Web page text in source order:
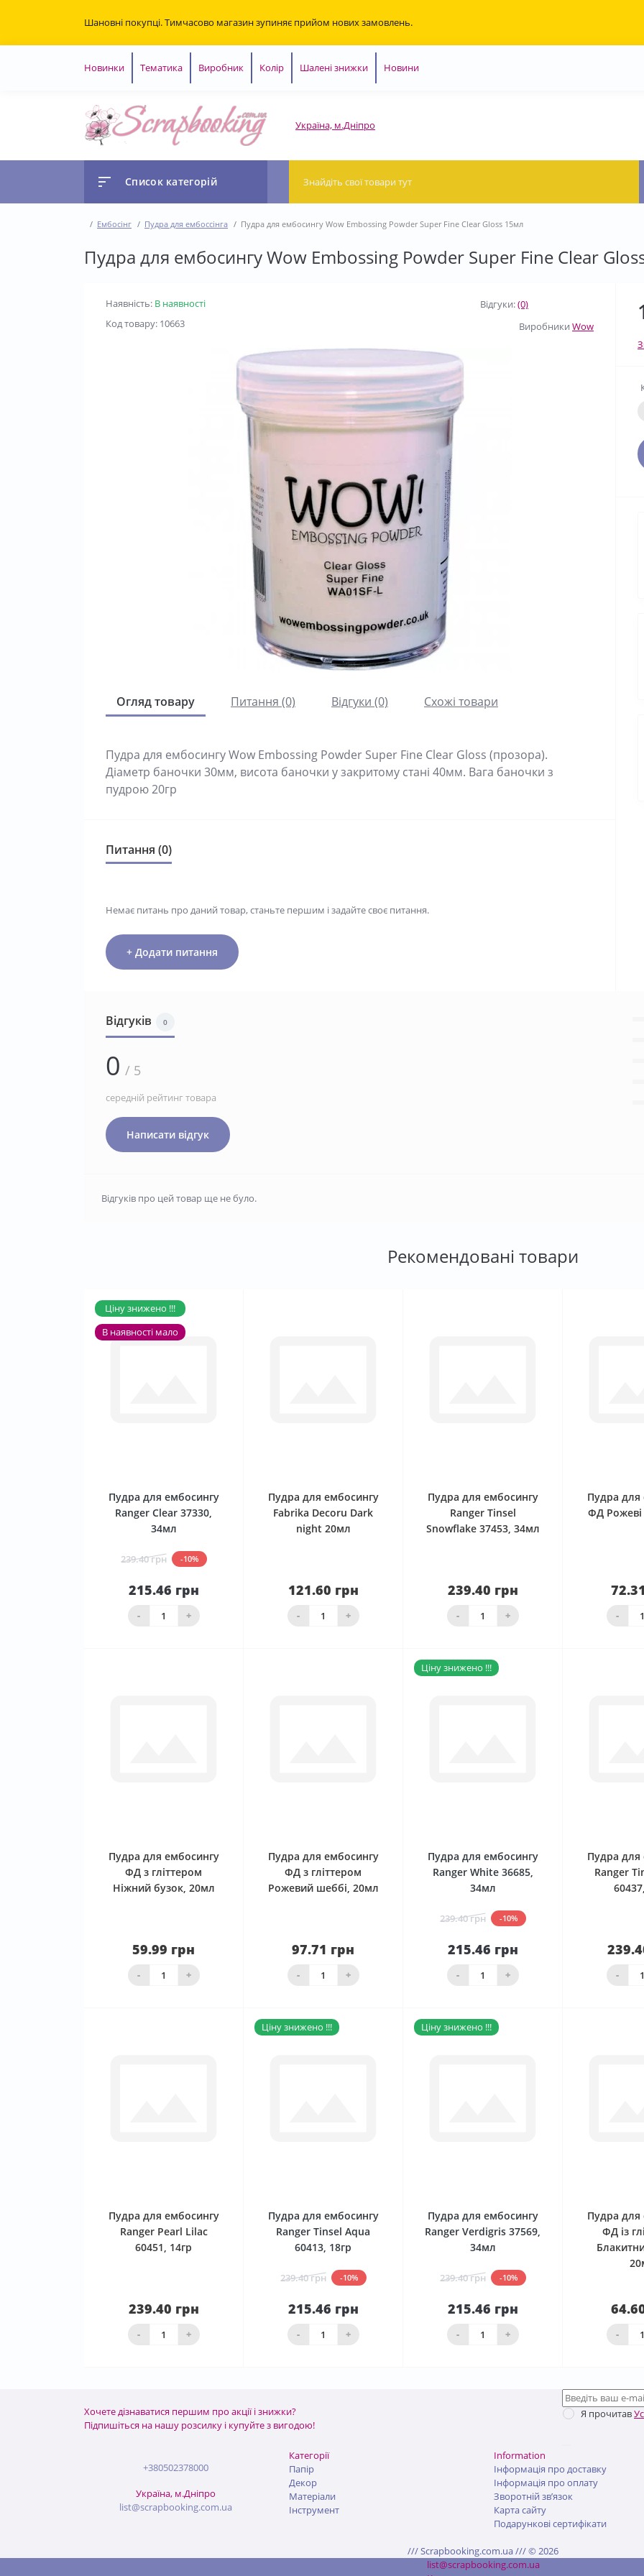
Шановні покупці. Тимчасово магазин зупиняє прийом нових замовлень.
Новинки Тематика Виробник Колір Шалені знижки Новини
Україна, м.Дніпро
Список категорій
Ембосінг Пудра для ембоссінга Пудра для ембосингу Wow Embossing Powder Super Fine Clear Gloss 15мл
Пудра для ембосингу Wow Embossing Powder Super Fine Clear
Наявність: В наявності
Код товару: 10663
Відгуки:(0)
Виробники Wow
Огляд товару Питання (0) Відгуки (0) Схожі товари
Пудра для ембосингу Wow Embossing Powder Super Fine Clear Gloss (прозора).
Діаметр баночки 30мм, висота баночки у закритому стані 40мм. Вага баночки з
пудрою 20гр
Питання (0)
Немає питань про даний товар, станьте першим і задайте своє питання.
+ Додати питання
Відгуків 0
0 / 5
середній рейтинг товара
Написати відгук
Відгуків про цей товар ще не було.
Рекомендовані товари
Ціну знижено !!!
В наявності мало
Пудра для ембосингу
Ranger Clear 37330,
34мл
239.40 грн -10%
215.46 грн
- +
До
кошика
Пудра для ембосингу
Fabrika Decoru Dark
night 20мл
121.60 грн
- +
Нема в наявності
Пудра для ембосингу
Ranger Tinsel
Snowflake 37453, 34мл
239.40 грн
- +
Нема в наявності
Пудра для
ФД Рожеві
-
Нема в
Пудра для ембосингу
ФД з гліттером
Ніжний бузок, 20мл
59.99 грн
- +
Нема в наявності
Пудра для ембосингу
ФД з гліттером
Рожевий шеббі, 20мл
97.71 грн
- +
Нема в наявності
Ціну знижено !!!
Пудра для ембосингу
Ranger White 36685,
34мл
239.40 грн -10%
215.46 грн
- +
До
кошика
Пудра для
Ranger
-
Нема в
Пудра для ембосингу
Ranger Pearl Lilac
60451, 14гр
239.40 грн
- +
Нема в наявності
Ціну знижено !!!
Пудра для ембосингу
Ranger Tinsel Aqua
60413, 18гр
239.40 грн -10%
215.46 грн
- +
До
кошика
Ціну знижено !!!
Пудра для ембосингу
Ranger Verdigris 37569,
34мл
239.40 грн -10%
215.46 грн
- +
До
кошика
Пудра для
ФД із
-
Нема в
Хочете дізнаватися першим про акції і знижки?
Підпишіться на нашу розсилку і купуйте з вигодою!
Я прочитав
+380502378000
Україна, м.Дніпро
list@scrapbooking.com.ua
Категорії
Папір
Декор
Матеріали
Інструмент
Information
Інформація про доставку
Інформація про оплату
Зворотній зв’язок
Карта сайту
Подарункові сертифікати
/// Scrapbooking.com.ua /// © 2026
list@scrapbooking.com.ua